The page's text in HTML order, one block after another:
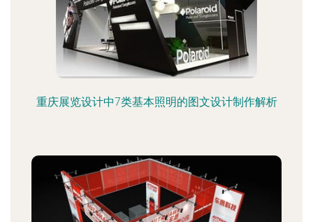
重庆展览设计中7类基本照明的图文设计制作解析